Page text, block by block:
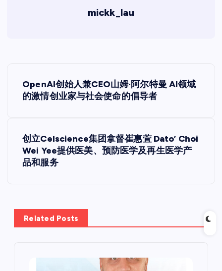
mickk_lau
文
章
航
OpenAI创始人兼CEO山姆·阿尔特曼 AI领域
的激情创业家与社会使命的倡导者
创立Celscience集团拿督崔惠萓 Dato’ Choi
Wei Yee提供医美、预防医学及再生医学产
品和服务
Related Posts